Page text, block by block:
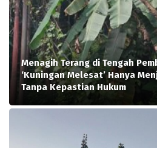
Menagih Terang di Tengah
‘Kuningan Melesat’ Hanya
Tanpa Kepastian Hukum